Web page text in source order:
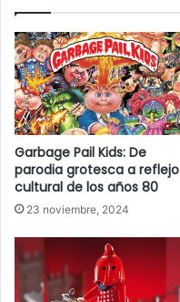
Garbage Pail Kids: De
parodia grotesca a reflejo
cultural de los años 80
23 noviembre, 2024